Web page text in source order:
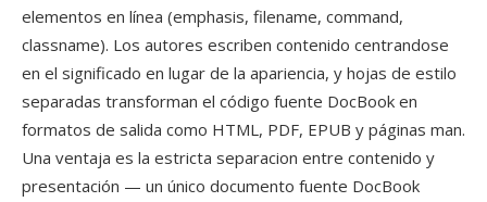
elementos en línea (emphasis, filename, command,
classname). Los autores escriben contenido centrandose
en el significado en lugar de la apariencia, y hojas de estilo
separadas transforman el código fuente DocBook en
formatos de salida como HTML, PDF, EPUB y páginas man.
Una ventaja es la estricta separacion entre contenido y
presentación — un único documento fuente DocBook